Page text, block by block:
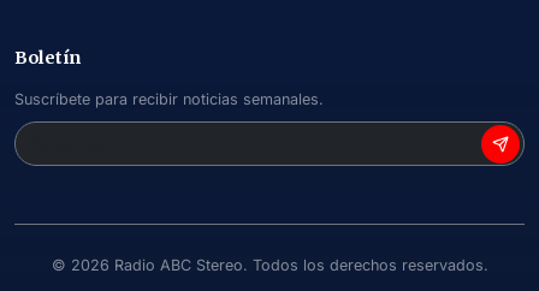
Boletín
Suscríbete para recibir noticias semanales.
© 2026 Radio ABC Stereo. Todos los derechos reservados.